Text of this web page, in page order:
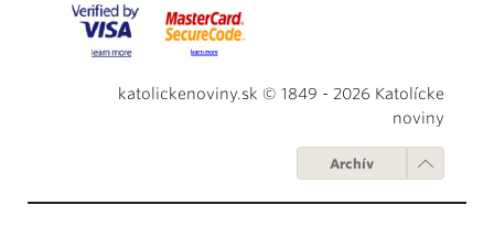
katolickenoviny.sk © 1849 - 2026 Katolícke
noviny
Archív